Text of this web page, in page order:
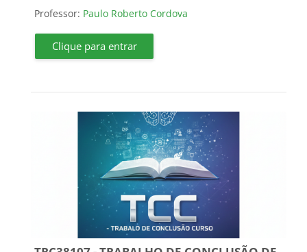
Professor: Paulo Roberto Cordova
Clique para entrar